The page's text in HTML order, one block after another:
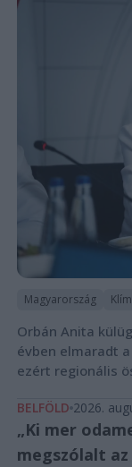
Magyarország
Orbán Anita
évben elmaradt
ezért regionális
BELFÖLD 2026.
„Ki mer
megszólalt